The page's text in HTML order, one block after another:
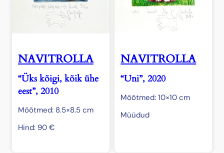
NAVITROLLA
“Üks kõigi, kõik ühe
eest”, 2010
Mõõtmed: 8.5×8.5 cm
Hind: 90 €
NAVITROLLA
“Uni”, 2020
Mõõtmed: 10×10 cm
Müüdud